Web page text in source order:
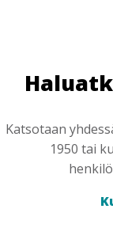
Katsotaan
1950 tai